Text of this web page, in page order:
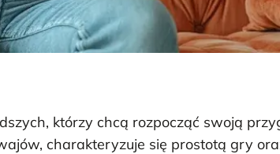
którzy chcą rozpocząć swoją
charakteryzuje się prostotą gry